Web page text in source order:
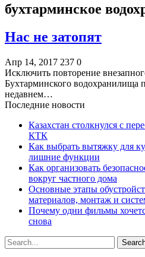
бухтарминское
Нас не затопят
Апр 14, 2017 237 0
Исключить повторение
Бухтарминского
недавнем…
Последние новости
Казахстан столкнулся с
КТК
Как выбрать вытяжку для
лишние функции
Как организовать
вокруг частного дома
Основные этапы
материалов, монтаж и
Почему одни фильмы
снова